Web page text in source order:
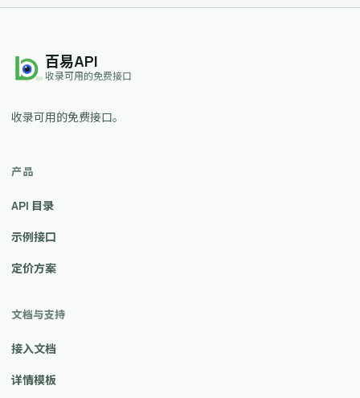
百易API
收录可用的免费接口
收录可用的免费接口。
产品
API 目录
示例接口
定价方案
文档与支持
接入文档
详情模板